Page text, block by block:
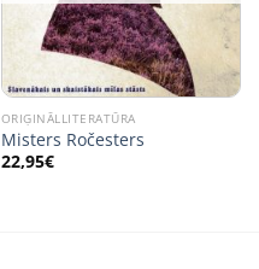
ORIĢINĀLLITERATŪRA
Misters Ročesters
22,95€